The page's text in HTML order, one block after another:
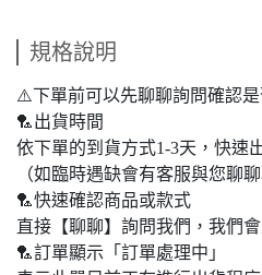
規格說明
⚠️下單前可以先聊聊詢問確認
🏸出貨時間
依下單的到貨方式1-3天，快速
（如臨時遇缺會有客服與您聊聊
🏸快速確認商品或款式
直接【聊聊】詢問我們，我們
🏸訂單顯示「訂單處理中」